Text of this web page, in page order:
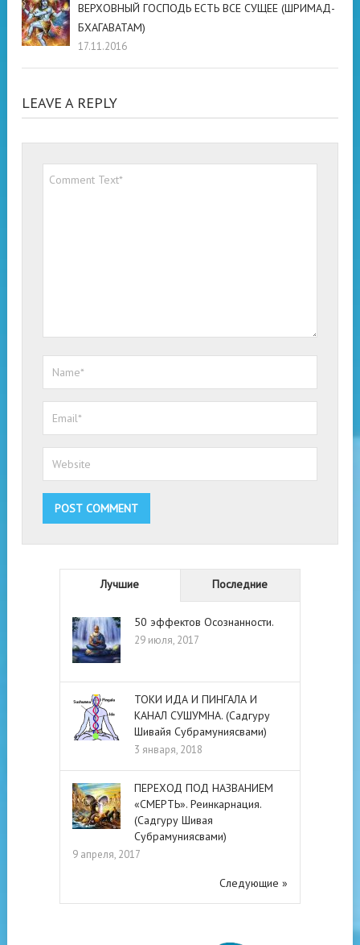
ВЕРХОВНЫЙ ГОСПОДЬ ЕСТЬ ВСЕ СУЩЕЕ (ШРИМАД-
БХАГАВАТАМ)
17.11.2016
LEAVE A REPLY
Лучшие Последние
50 эффектов Осознанности.
29 июля, 2017
ТОКИ ИДА И ПИНГАЛА И
КАНАЛ СУШУМНА. (Садгуру
Шивайя Субрамуниясвами)
3 января, 2018
ПЕРЕХОД ПОД НАЗВАНИЕМ
«СМЕРТЬ». Реинкарнация.
(Садгуру Шивая
Субрамуниясвами)
9 апреля, 2017
Следующие »